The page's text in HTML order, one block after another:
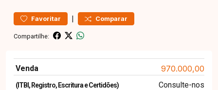
Favoritar | Comparar
Compartilhe:
Venda 970.000,00
(ITBI, Registro, Escritura e Certidões) Consulte-nos